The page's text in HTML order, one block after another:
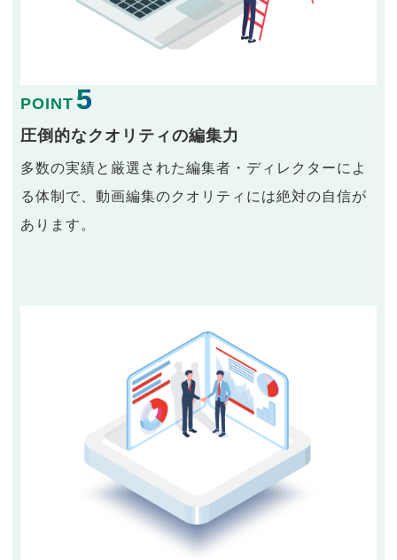
POINT 5
圧倒的なクオリティの編集力
多数の実績と厳選された編集者・ディレクターによ
る体制で、動画編集のクオリティには絶対の自信が
あります。